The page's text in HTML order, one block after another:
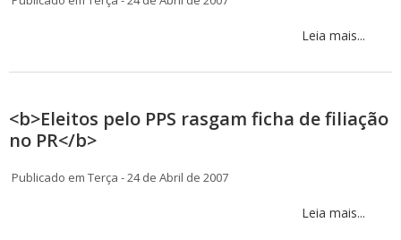
Leia mais...
<b>Eleitos pelo PPS rasgam ficha de filiação
no PR</b>
Publicado em Terça - 24 de Abril de 2007
Leia mais...